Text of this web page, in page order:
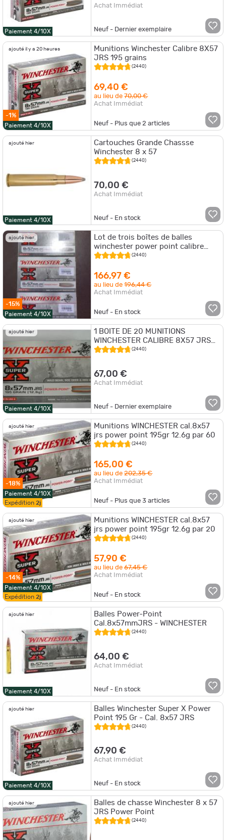
Paiement 4/10X
Achat Immédiat
Neuf - Dernier exemplaire
ajouté il y a 20 heures
-1%
Paiement 4/10X
Munitions Winchester Calibre 8X57
JRS 195 grains
(2440)
69,40 €
au lieu de70,00 €
Achat Immédiat
Neuf - Plus que2 articles
ajouté hier
Paiement 4/10X
Cartouches Grande Chassse
Winchester 8 x 57
(2440)
70,00 €
Achat Immédiat
Neuf - En stock
ajouté hier
-15%
Paiement 4/10X
Lot de trois boîtes de balles
winchester power point calibre
8x57jrs 195 grains 12.6g
(2440)
166,97 €
au lieu de196,44 €
Achat Immédiat
Neuf - En stock
ajouté hier
Paiement 4/10X
1 BOITE DE 20 MUNITIONS
WINCHESTER CALIBRE 8X57 JRS
196 GR/12.7 G POWERPOINT NEUVE
(2440)
67,00 €
Achat Immédiat
Neuf - Dernier exemplaire
ajouté hier
-18%
Paiement 4/10X
Expédition 2j
Munitions WINCHESTER cal.8x57
jrs power point 195gr 12.6g par 60
(2440)
165,00 €
au lieu de202,35 €
Achat Immédiat
Neuf - Plus que3 articles
ajouté hier
-14%
Paiement 4/10X
Expédition 2j
Munitions WINCHESTER cal.8x57
jrs power point 195gr 12.6g par 20
(2440)
57,90 €
au lieu de67,45 €
Achat Immédiat
Neuf - En stock
ajouté hier
Paiement 4/10X
Balles Power-Point
Cal.8x57mmJRS - WINCHESTER
(2440)
64,00 €
Achat Immédiat
Neuf - En stock
ajouté hier
Paiement 4/10X
Balles Winchester Super X Power
Point 195 Gr - Cal. 8x57 JRS
(2440)
67,90 €
Achat Immédiat
Neuf - En stock
ajouté hier
Balles de chasse Winchester 8 x 57
JRS Power Point
(2440)